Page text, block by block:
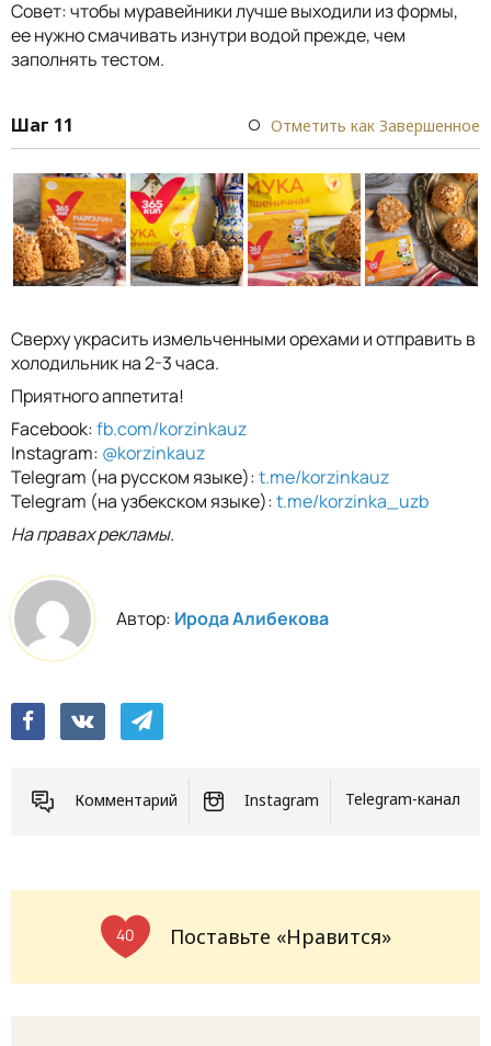
Совет: чтобы муравейники лучше выходили из формы,
ее нужно смачивать изнутри водой прежде, чем
заполнять тестом.
Шаг 11 Отметить как Завершенное
Сверху украсить измельченными орехами и отправить в
холодильник на 2-3 часа.
Приятного аппетита!
Facebook:fb.com/korzinkauz
Instagram: @korzinkauz
Telegram (на русском языке):t.me/korzinkauz
Telegram (на узбекском языке):t.me/korzinka_uzb
На правах рекламы.
Автор: Ирода Алибекова
Комментарий Instagram Telegram-канал
40 Поставьте «Нравится»